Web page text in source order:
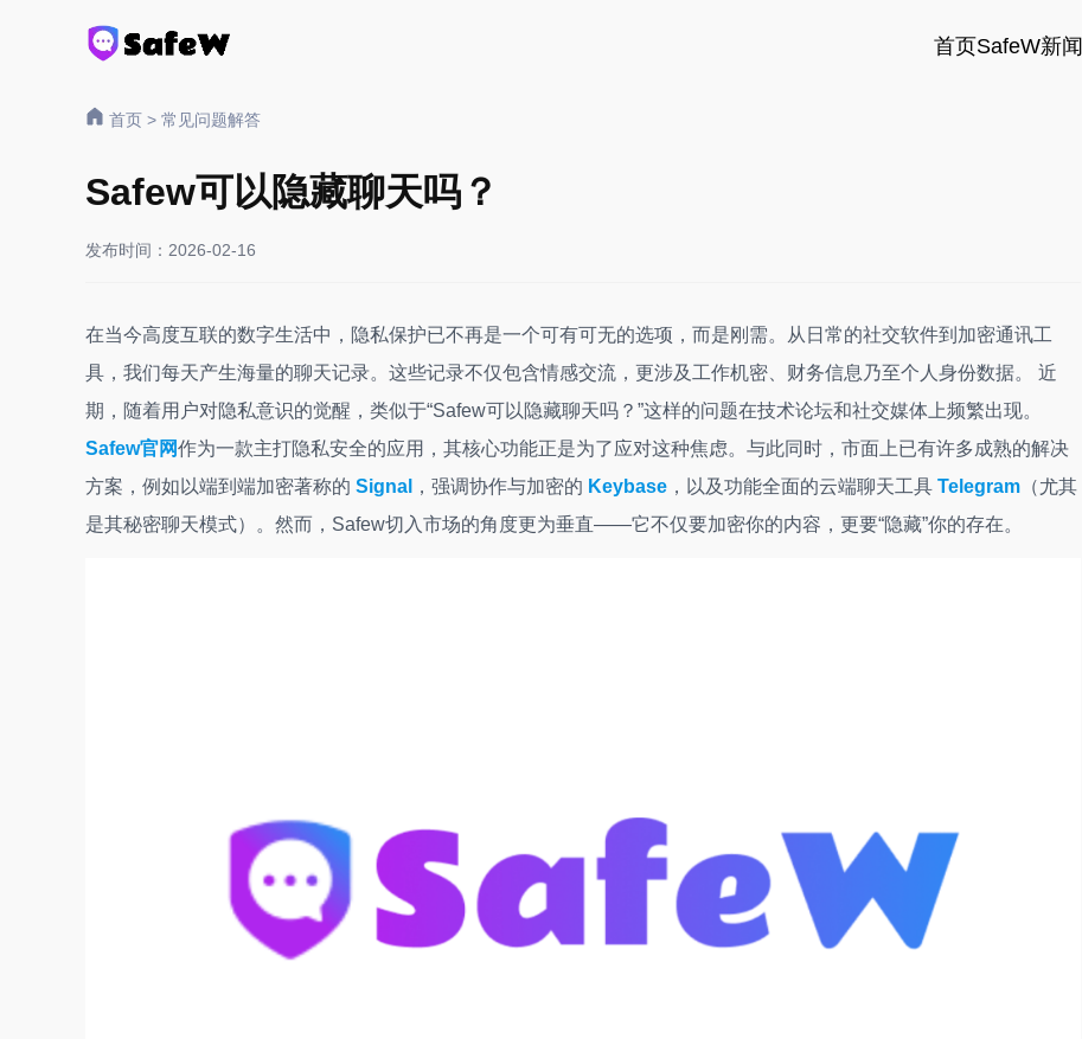
首页SafeW新闻
首页 > 常见问题解答
Safew可以隐藏聊天吗？
发布时间：2026-02-16
在当今高度互联的数字生活中，隐私保护已不再是一个可有可无的选项，而是刚需。从日常的社交软件到加密通讯工
具，我们每天产生海量的聊天记录。这些记录不仅包含情感交流，更涉及工作机密、财务信息乃至个人身份数据。 近
期，随着用户对隐私意识的觉醒，类似于“Safew可以隐藏聊天吗？”这样的问题在技术论坛和社交媒体上频繁出现。
Safew官网作为一款主打隐私安全的应用，其核心功能正是为了应对这种焦虑。与此同时，市面上已有许多成熟的解决
方案，例如以端到端加密著称的 Signal ，强调协作与加密的 Keybase ，以及功能全面的云端聊天工具 Telegram （尤其
是其秘密聊天模式）。然而，Safew切入市场的角度更为垂直——它不仅要加密你的内容，更要“隐藏”你的存在。